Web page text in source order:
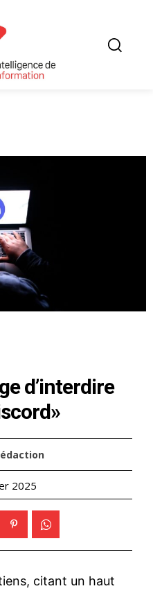
d’interdire
2025
citant un haut